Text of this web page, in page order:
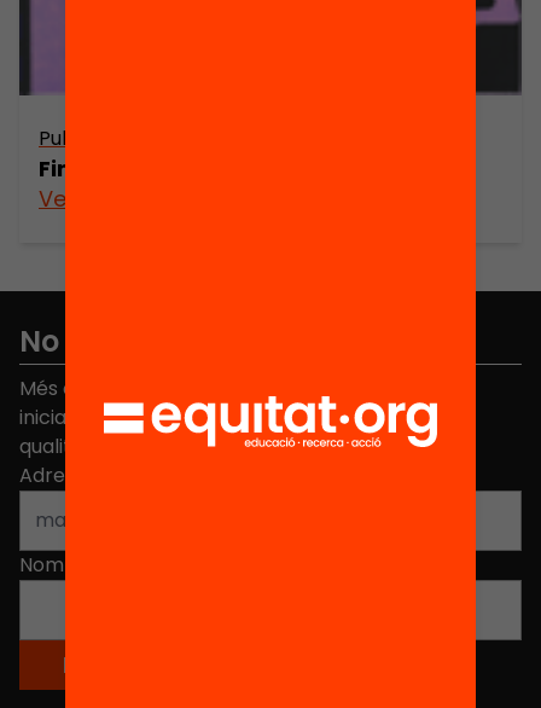
Publicació
Finançament dels partits polítics
Veure’n més
No et perdis res
Més de 40.000 persones ja han triat Equitat. Rep
iniciatives, propostes i projectes per millorar la
qualitat de l'educació a Catalunya.
Adreça electrònica
Nom